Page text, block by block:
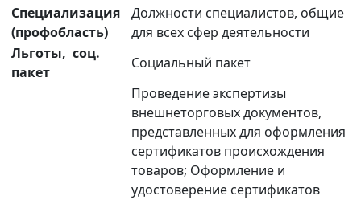
Специализация
(профобласть)
Должности специалистов, общие
для всех сфер деятельности
Льготы, соц.
пакет
Социальный пакет
Проведение экспертизы
внешнеторговых документов,
представленных для оформления
сертификатов происхождения
товаров; Оформление и
удостоверение сертификатов